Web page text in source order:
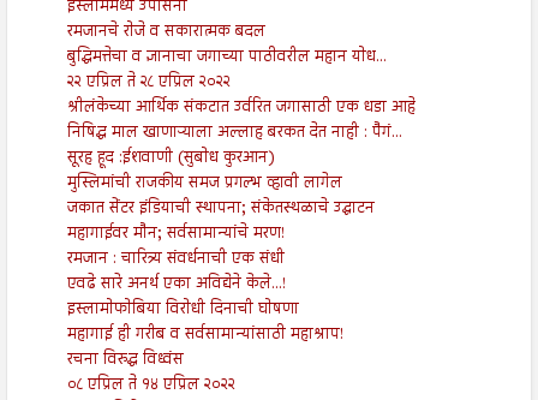
इस्लाममध्ये उपासना
रमजानचे रोजे व सकारात्मक बदल
बुद्धिमत्तेचा व ज्ञानाचा जगाच्या पाठीवरील महान योध...
२२ एप्रिल ते २८ एप्रिल २०२२
श्रीलंकेच्या आर्थिक संकटात उर्वरित जगासाठी एक धडा आहे
निषिद्ध माल खाणाऱ्याला अल्लाह बरकत देत नाही : पैगं...
सूरह हूद :ईशवाणी (सुबोध कुरआन)
मुस्लिमांची राजकीय समज प्रगल्भ व्हावी लागेल
जकात सेंटर इंडियाची स्थापना; संकेतस्थळाचे उद्घाटन
महागाईवर मौन; सर्वसामान्यांचे मरण!
रमजान : चारित्र्य संवर्धनाची एक संधी
एवढे सारे अनर्थ एका अविद्येने केले...!
इस्लामोफोबिया विरोधी दिनाची घोषणा
महागाई ही गरीब व सर्वसामान्यांसाठी महाश्राप!
रचना विरुद्ध विध्वंस
०८ एप्रिल ते १४ एप्रिल २०२२